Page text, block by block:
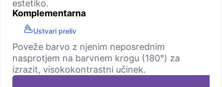
estetiko.
Komplementarna
Ustvari preliv
Poveže barvo z njenim neposrednim
nasprotjem na barvnem krogu (180°) za
izrazit, visokokontrastni učinek.